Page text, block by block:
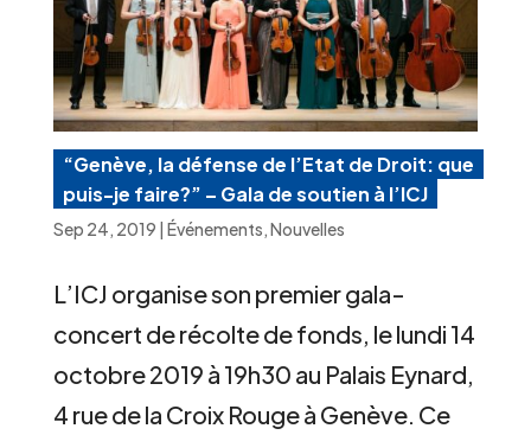
“Genève, la défense de l’Etat de Droit: que
puis-je faire?” – Gala de soutien à l’ICJ
Sep 24, 2019 | Événements,Nouvelles
L’ICJ organise son premier gala-
concert de récolte de fonds, le lundi 14
octobre 2019 à 19h30 au Palais Eynard,
4 rue de la Croix Rouge à Genève. Ce